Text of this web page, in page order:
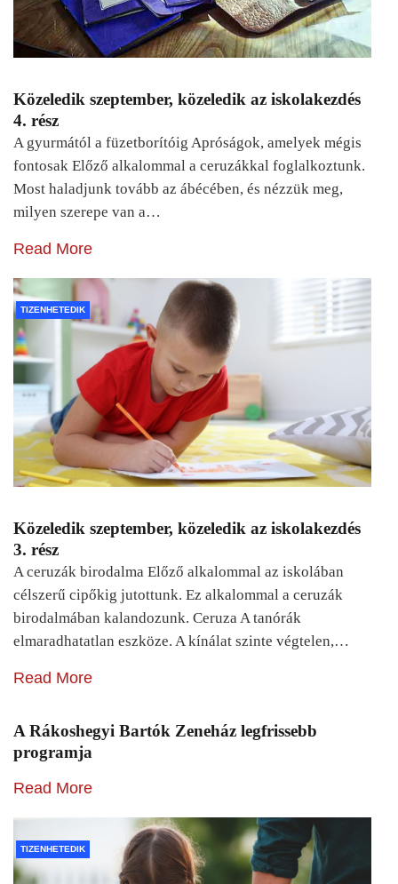
Közeledik szeptember, közeledik az iskolakezdés
4. rész
A gyurmától a füzetborítóig Apróságok, amelyek mégis
fontosak Előző alkalommal a ceruzákkal foglalkoztunk.
Most haladjunk tovább az ábécében, és nézzük meg,
milyen szerepe van a…
Read More
TIZENHETEDIK
Közeledik szeptember, közeledik az iskolakezdés
3. rész
A ceruzák birodalma Előző alkalommal az iskolában
célszerű cipőkig jutottunk. Ez alkalommal a ceruzák
birodalmában kalandozunk. Ceruza A tanórák
elmaradhatatlan eszköze. A kínálat szinte végtelen,…
Read More
A Rákoshegyi Bartók Zeneház legfrissebb
programja
Read More
TIZENHETEDIK